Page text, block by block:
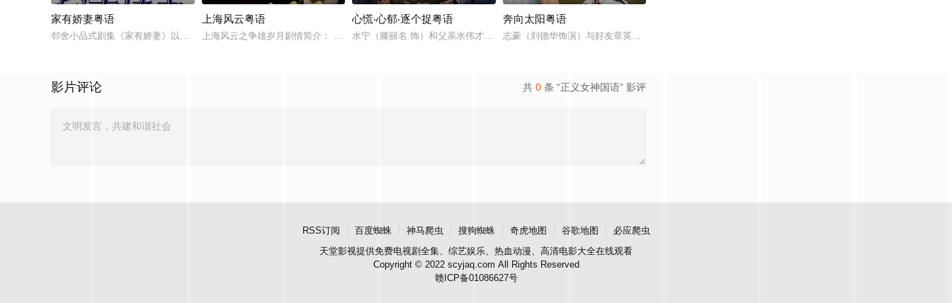
家有娇妻粤语
邻舍小品式剧集《家有娇妻》以轻松手法描述两对夫妻的生活及成长过程，并透过他们的遭遇去道出人与人之间的
上海风云粤语
上海风云之争雄岁月剧情简介： 故事发生在二十世纪初的上海。 马啸天（郑少秋饰）原为一富家子弟，由于不
心慌‧心郁‧逐个捉粤语
水宁（滕丽名 饰）和父亲水伟才（郭峰 饰）过着相依为命的生活，八岁那一年，水宁遭遇了一场意外，直到今
奔向太阳粤语
志豪（刘德华饰演）与好友章英杰（李青山）及庄天栋三人一向喜爱体育运动。志豪任职体育用品推销员，一
共 0 条 “正义女神国语” 影评
影片评论
RSS订阅 百度蜘蛛 神马爬虫 搜狗蜘蛛 奇虎地图 谷歌地图
必应爬虫
天堂影视提供免费电视剧全集、综艺娱乐、热血动漫、高清电影大全在线观看
Copyright © 2022 scyjaq.com All Rights Reserved
赣ICP备01086627号